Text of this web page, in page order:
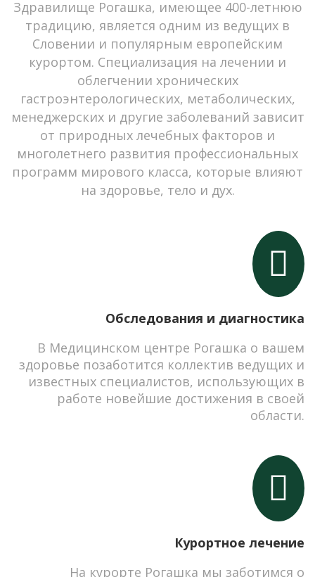
Здравилище Рогашка, имеющее 400-летнюю
традицию, является одним из ведущих в
Словении и популярным европейским
курортом. Специализация на лечении и
облегчении хронических
гастроэнтерологических, метаболических,
менеджерских и другие заболеваний зависит
от природных лечебных факторов и
многолетнего развития профессиональных
программ мирового класса, которые влияют
на здоровье, тело и дух.
Обследования и диагностика
В Медицинском центре Рогашка о вашем
здоровье позаботится коллектив ведущих и
известных специалистов, использующих в
работе новейшие достижения в своей
области.
Курортное лечение
На курорте Рогашка мы заботимся о